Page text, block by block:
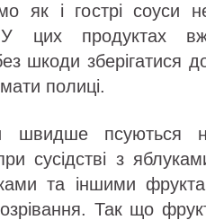
як і гострі соуси
У цих продуктах
шкоди зберігатися
полиці.
швидше псуються
сусідстві з
та іншими
Так що